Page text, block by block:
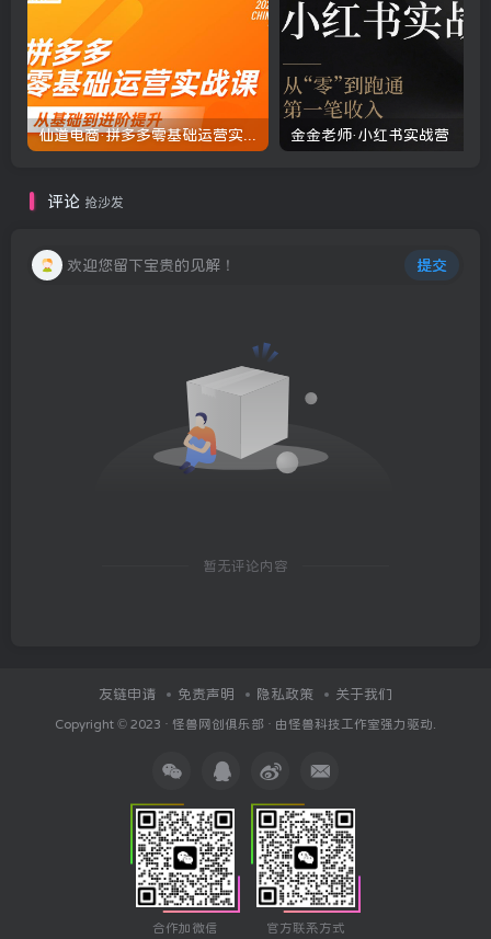
金金老师·小红书实战营
评论 抢沙发
欢迎您留下宝贵的见解！ 提交
暂无评论内容
友链申请 免责声明 隐私政策 关于我们
Copyright © 2023 · 怪兽网创俱乐部 · 由怪兽科技工作室强力驱动.
合作加微信 官方联系方式